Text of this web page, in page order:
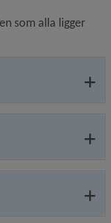
som alla ligger